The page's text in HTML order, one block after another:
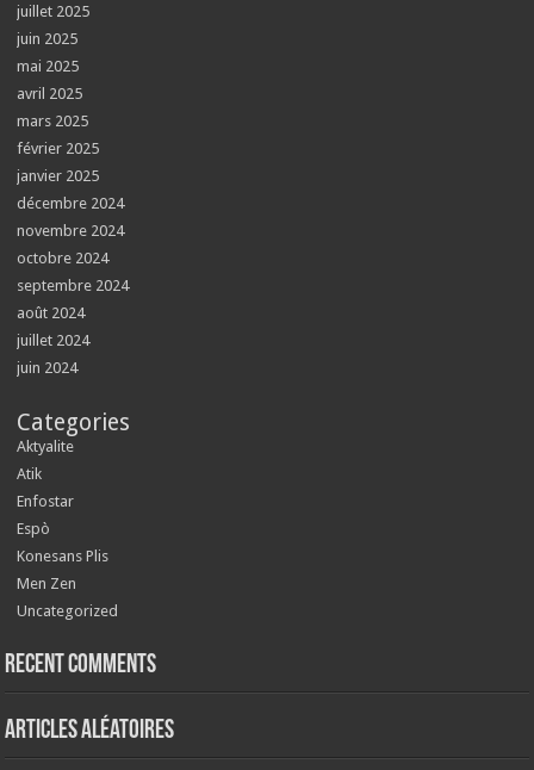
juillet 2025
juin 2025
mai 2025
avril 2025
mars 2025
février 2025
janvier 2025
décembre 2024
novembre 2024
octobre 2024
septembre 2024
août 2024
juillet 2024
juin 2024
Categories
Aktyalite
Atik
Enfostar
Espò
Konesans Plis
Men Zen
Uncategorized
Recent Comments
Articles aléatoires